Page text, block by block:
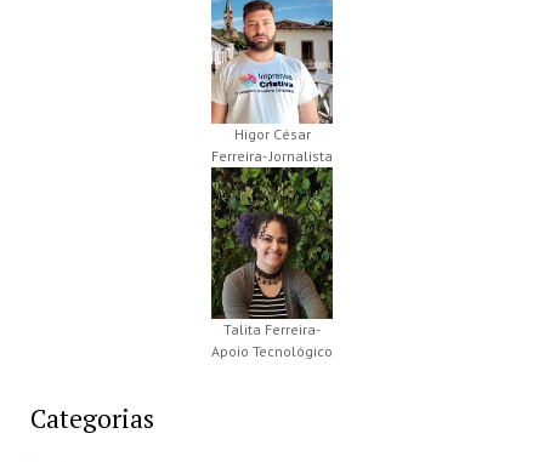
Higor César
Ferreira- Jornalista
Talita Ferreira-
Apoio Tecnológico
Categorias